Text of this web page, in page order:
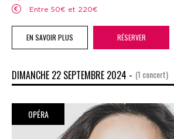
Entre 50€ et 220€
EN SAVOIR PLUS RÉSERVER
DIMANCHE 22 SEPTEMBRE 2024 - (1 concert)
OPÉRA